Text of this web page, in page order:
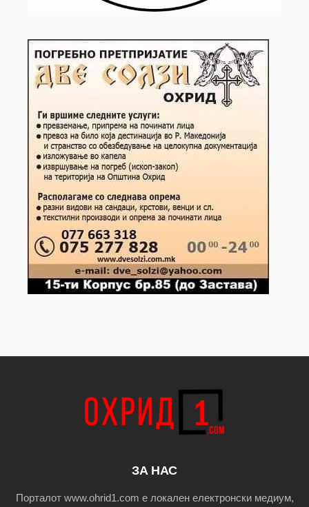
ЗА НАС
Порталот www.ohrid1.com е локален електронски медиум,